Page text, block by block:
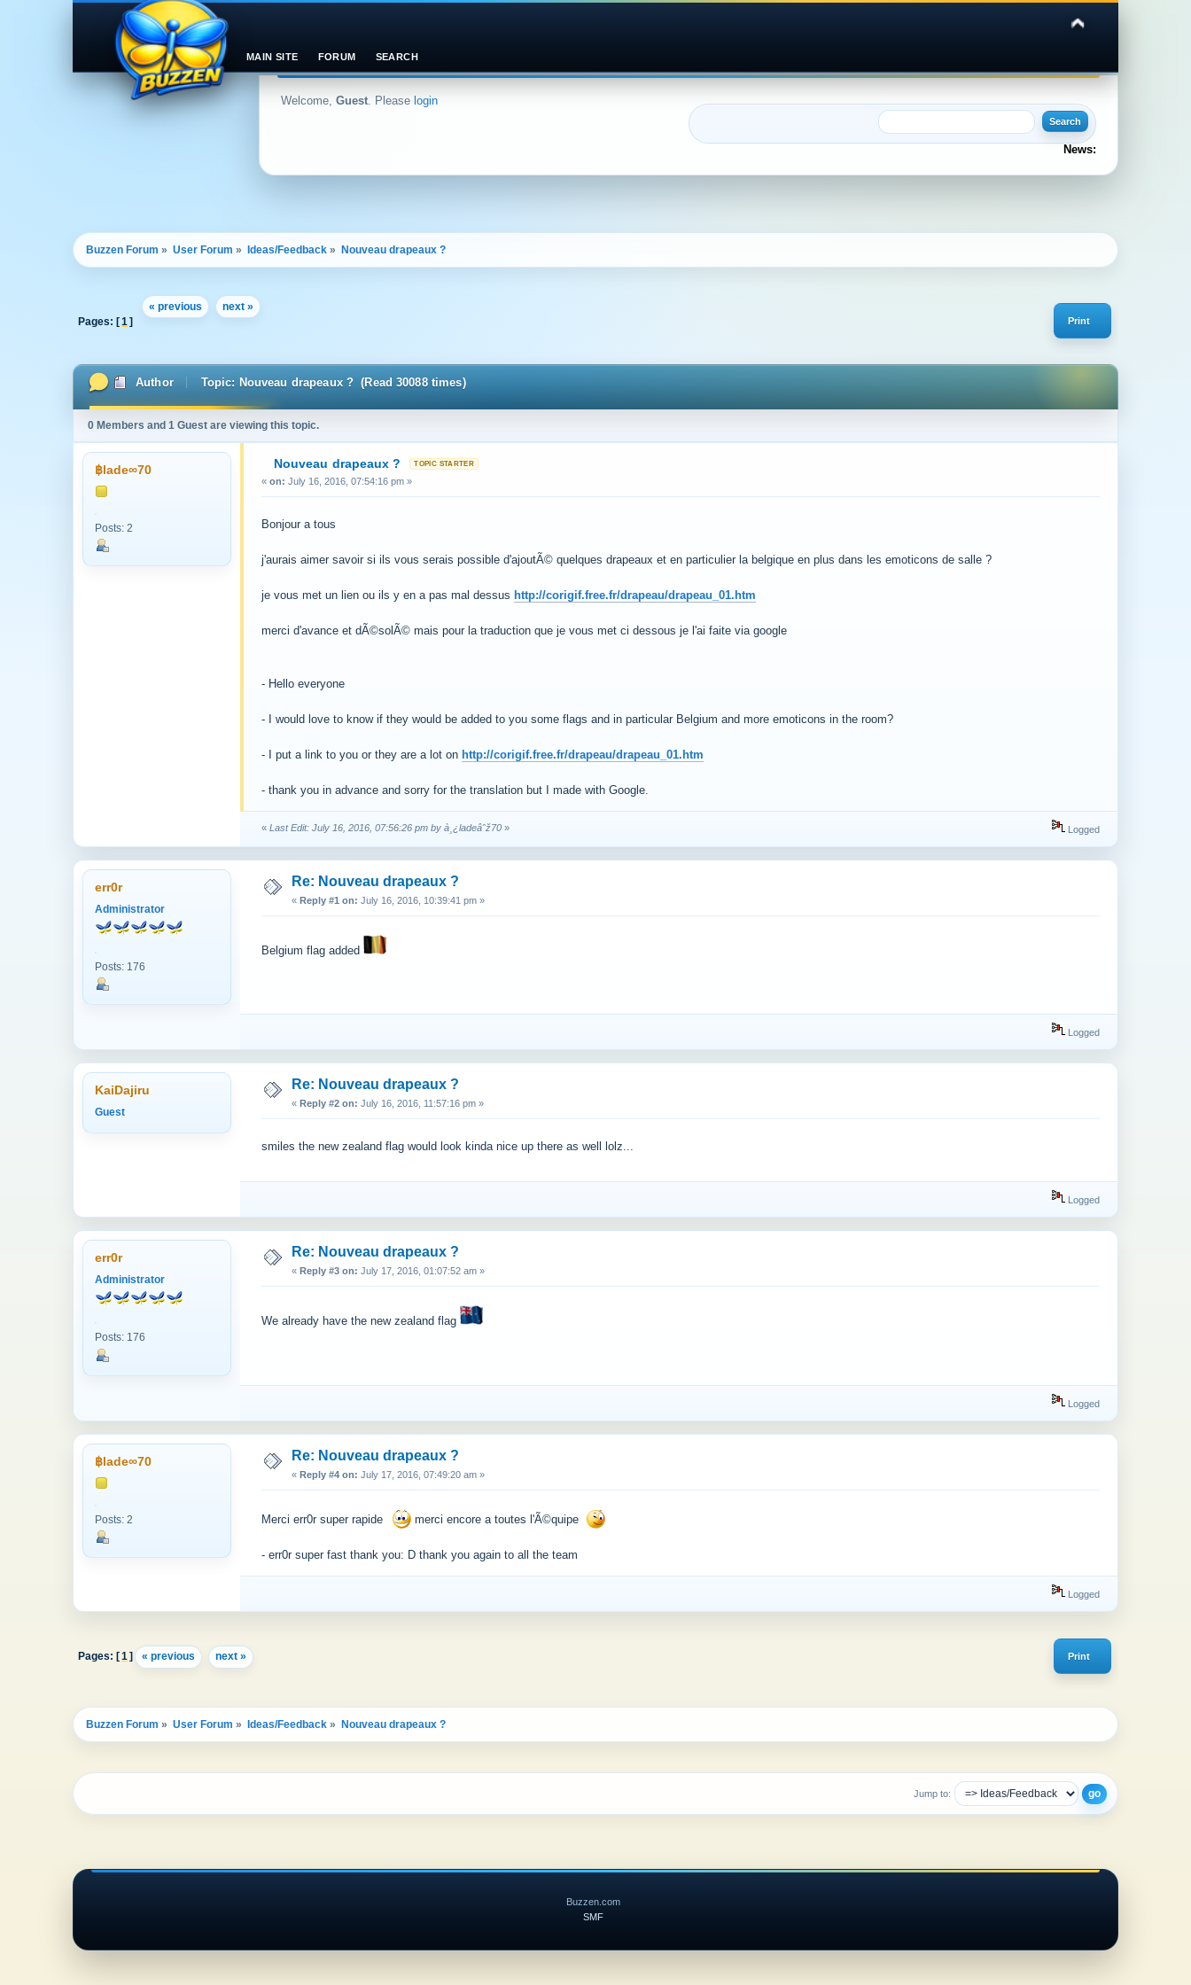
Welcome, Guest. Please login
News:
MAIN SITE FORUM SEARCH
Buzzen Forum » User Forum » Ideas/Feedback » Nouveau drapeaux ?
« previous next »
Print
Pages: [1 ]
Author Topic: Nouveau drapeaux ? (Read 30088 times)
0 Members and 1 Guest are viewing this topic.
฿lade∞70
Posts: 2
Nouveau drapeaux ?
« on: July 16, 2016, 07:54:16 pm »
Bonjour a tous
j'aurais aimer savoir si ils vous serais possible d'ajoutÃ© quelques drapeaux et en particulier la belgique en plus dans les emoticons de salle ?
je vous met un lien ou ils y en a pas mal dessus http://corigif.free.fr/drapeau/drapeau_01.htm
merci d'avance et dÃ©solÃ© mais pour la traduction que je vous met ci dessous je l'ai faite via google
- Hello everyone
- I would love to know if they would be added to you some flags and in particular Belgium and more emoticons in the room?
- I put a link to you or they are a lot on http://corigif.free.fr/drapeau/drapeau_01.htm
- thank you in advance and sorry for the translation but I made with Google.
« Last Edit: July 16, 2016, 07:56:26 pm by à¸¿ladeâˆž70 » Logged
err0r
Administrator
Posts: 176
Re: Nouveau drapeaux ?
« Reply #1 on: July 16, 2016, 10:39:41 pm »
Belgium flag added
Logged
KaiDajiru
Guest
Re: Nouveau drapeaux ?
« Reply #2 on: July 16, 2016, 11:57:16 pm »
smiles the new zealand flag would look kinda nice up there as well lolz...
Logged
err0r
Administrator
Posts: 176
Re: Nouveau drapeaux ?
« Reply #3 on: July 17, 2016, 01:07:52 am »
We already have the new zealand flag
Logged
฿lade∞70
Posts: 2
Re: Nouveau drapeaux ?
« Reply #4 on: July 17, 2016, 07:49:20 am »
Merci err0r super rapide merci encore a toutes l'Ã©quipe
- err0r super fast thank you: D thank you again to all the team
Logged
Print
Pages: [1] « previous next »
Buzzen Forum » User Forum » Ideas/Feedback » Nouveau drapeaux ?
Jump to:
Buzzen.com
SMF